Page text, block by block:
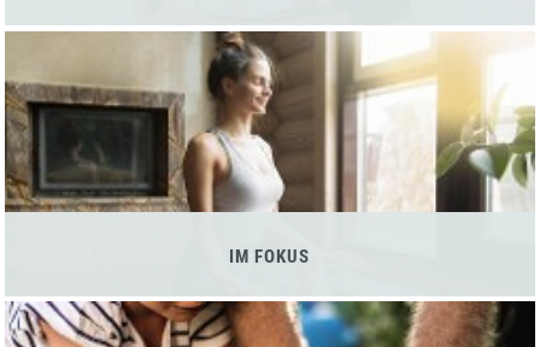
IM FOKUS